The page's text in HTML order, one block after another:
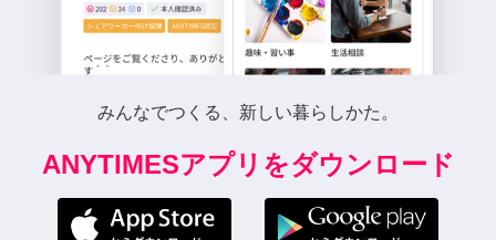
みんなでつくる、新しい暮らしかた。
ANYTIMESアプリをダウンロード